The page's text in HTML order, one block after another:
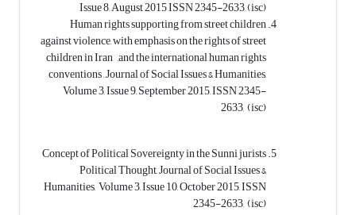
Issue 8, August 2015 ISSN 2345-2633, (isc)
Human rights supporting from street children
against violence, with emphasis on the rights of street
children in Iran ,and the international human rights
conventions , Journal of Social Issues & Humanities,
Volume 3, Issue 9, September 2015, ISSN 2345-
2633, (isc)
Concept of Political Sovereignty in the Sunni jurists
Political Thought, Journal of Social Issues &
Humanities, Volume 3, Issue 10, October 2015, ISSN
2345-2633, (isc)